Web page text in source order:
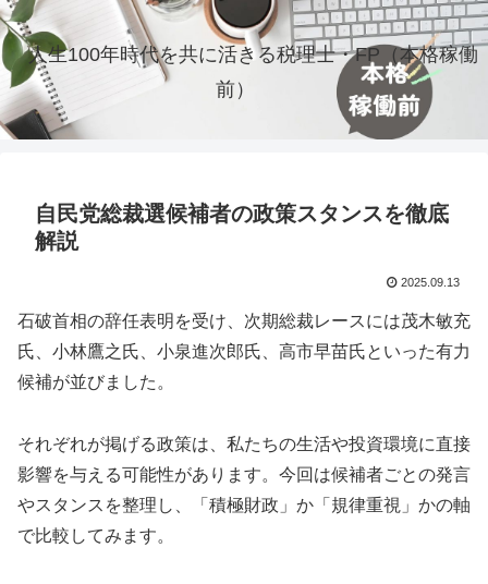
人生100年時代を共に活きる税理士・FP（本格稼働
前）
自民党総裁選候補者の政策スタンスを徹底
解説
2025.09.13
石破首相の辞任表明を受け、次期総裁レースには茂木敏充
氏、小林鷹之氏、小泉進次郎氏、高市早苗氏といった有力
候補が並びました。
それぞれが掲げる政策は、私たちの生活や投資環境に直接
影響を与える可能性があります。今回は候補者ごとの発言
やスタンスを整理し、「積極財政」か「規律重視」かの軸
で比較してみます。